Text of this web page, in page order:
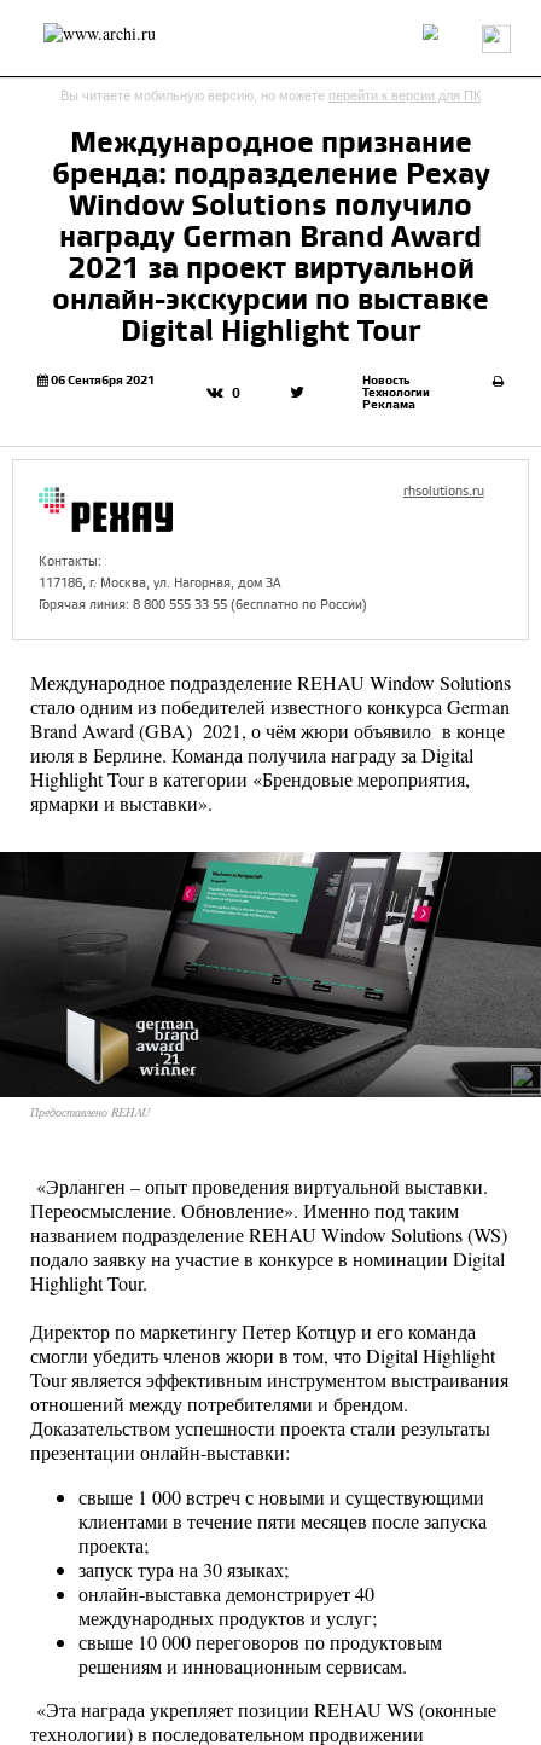
Россия Мир Технологии Интерьер Пресса
Архитекторы
send.project Анонсы конкурсов
Интервью Исследование
Мнение
Обзор
Объект
Результаты конкурса
Репортаж
Рецензия Архитектура
Выставка
Дизайн
Иностранцы в России
Интерьер
Наследие Образование
Урбанистика
Эко
Вы читаете мобильную версию, но можете перейти к версии для ПК
Международное признание
бренда: подразделение Рехау
Window Solutions получило
награду German Brand Award
2021 за проект виртуальной
онлайн-экскурсии по выставке
Digital Highlight Tour
06 Сентября 2021
0
Новость
Технологии
Реклама
rhsolutions.ru
Контакты:
117186, г. Москва, ул. Нагорная, дом 3А
Горячая линия: 8 800 555 33 55 (бесплатно по России)
Международное подразделение REHAU Window Solutions
стало одним из победителей известного конкурса German
Brand Award (GBA) 2021, о чём жюри объявило в конце
июля в Берлине. Команда получила награду за Digital
Highlight Tour в категории «Брендовые мероприятия,
ярмарки и выставки».
Предоставлено REHAU
«Эрланген – опыт проведения виртуальной выставки.
Переосмысление. Обновление». Именно под таким
названием подразделение REHAU Window Solutions (WS)
подало заявку на участие в конкурсе в номинации Digital
Highlight Tour.
Директор по маркетингу Петер Котцур и его команда
смогли убедить членов жюри в том, что Digital Highlight
Tour является эффективным инструментом выстраивания
отношений между потребителями и брендом.
Доказательством успешности проекта стали результаты
презентации онлайн-выставки:
свыше 1 000 встреч с новыми и существующими
клиентами в течение пяти месяцев после запуска
проекта;
запуск тура на 30 языках;
онлайн-выставка демонстрирует 40
международных продуктов и услуг;
свыше 10 000 переговоров по продуктовым
решениям и инновационным сервисам.
«Эта награда укрепляет позиции REHAU WS (оконные
технологии) в последовательном продвижении